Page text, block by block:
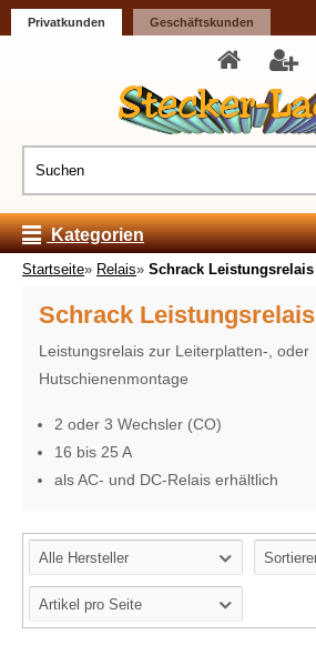
Privatkunden Geschäftskunden
Kategorien
Startseite» Relais» Schrack Leistungsrelais
Schrack
Leistungsrelais zur Leiterplatten-, oder
Hutschienenmontage
2 oder 3 Wechsler (CO)
16 bis 25 A
als AC- und DC-Relais erhältlich
Alle Hersteller
Artikel pro Seite